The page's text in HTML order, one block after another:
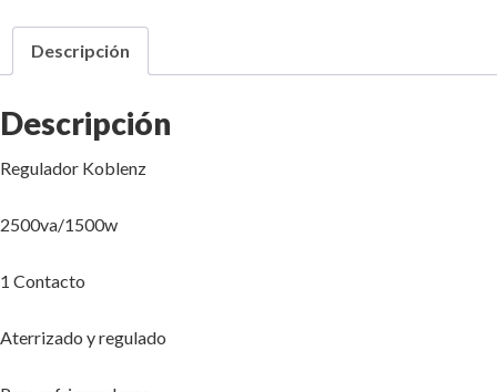
Descripción
Descripción
Regulador Koblenz
2500va/1500w
1 Contacto
Aterrizado y regulado